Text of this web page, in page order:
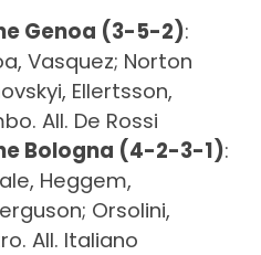
Genoa (3-5-2):
Vasquez; Norton
Ellertsson,
All. De Rossi
Bologna (4-2-3-1):
Heggem,
Orsolini,
All. Italiano